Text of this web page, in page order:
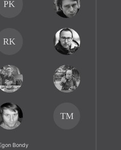
PK
RK
TM
Bondy